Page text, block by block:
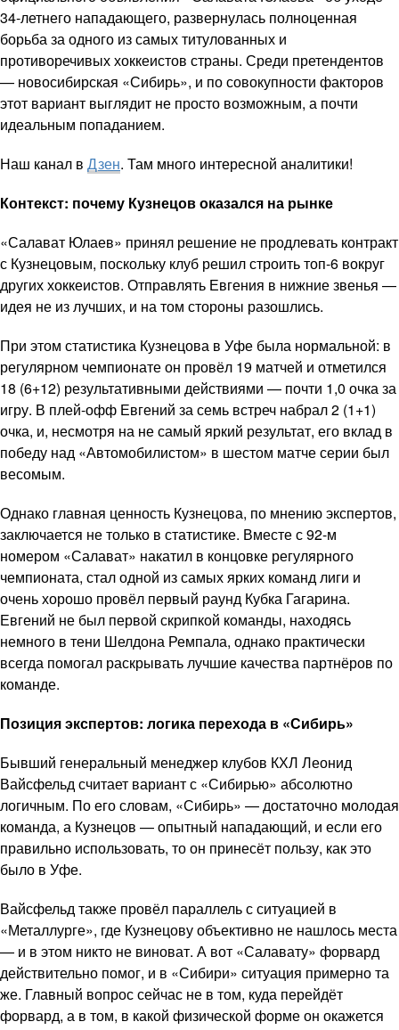
34-летнего нападающего, развернулась полноценная
борьба за одного из самых титулованных и
противоречивых хоккеистов страны. Среди претендентов
— новосибирская «Сибирь», и по совокупности факторов
этот вариант выглядит не просто возможным, а почти
идеальным попаданием.
Наш канал в Дзен. Там много интересной аналитики!
Контекст: почему Кузнецов оказался на рынке
«Салават Юлаев» принял решение не продлевать контракт
с Кузнецовым, поскольку клуб решил строить топ-6 вокруг
других хоккеистов. Отправлять Евгения в нижние звенья —
идея не из лучших, и на том стороны разошлись.
При этом статистика Кузнецова в Уфе была нормальной: в
регулярном чемпионате он провёл 19 матчей и отметился
18 (6+12) результативными действиями — почти 1,0 очка за
игру. В плей-офф Евгений за семь встреч набрал 2 (1+1)
очка, и, несмотря на не самый яркий результат, его вклад в
победу над «Автомобилистом» в шестом матче серии был
весомым.
Однако главная ценность Кузнецова, по мнению экспертов,
заключается не только в статистике. Вместе с 92-м
номером «Салават» накатил в концовке регулярного
чемпионата, стал одной из самых ярких команд лиги и
очень хорошо провёл первый раунд Кубка Гагарина.
Евгений не был первой скрипкой команды, находясь
немного в тени Шелдона Ремпала, однако практически
всегда помогал раскрывать лучшие качества партнёров по
команде.
Позиция экспертов: логика перехода в «Сибирь»
Бывший генеральный менеджер клубов КХЛ Леонид
Вайсфельд считает вариант с «Сибирью» абсолютно
логичным. По его словам, «Сибирь» — достаточно молодая
команда, а Кузнецов — опытный нападающий, и если его
правильно использовать, то он принесёт пользу, как это
было в Уфе.
Вайсфельд также провёл параллель с ситуацией в
«Металлурге», где Кузнецову объективно не нашлось места
— и в этом никто не виноват. А вот «Салавату» форвард
действительно помог, и в «Сибири» ситуация примерно та
же. Главный вопрос сейчас не в том, куда перейдёт
форвард, а в том, в какой физической форме он окажется